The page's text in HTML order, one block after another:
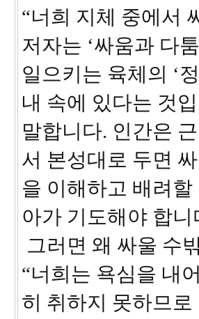
“너희 지체 중에서
저자는 ‘싸움과 다
일으키는 육체의 ‘
내 속에 있다는 것
말합니다. 인간은
서 본성대로 두면
을 이해하고 배려
아가 기도해야 합니
그러면 왜 싸울 수
“너희는 욕심을 내
히 취하지 못하므